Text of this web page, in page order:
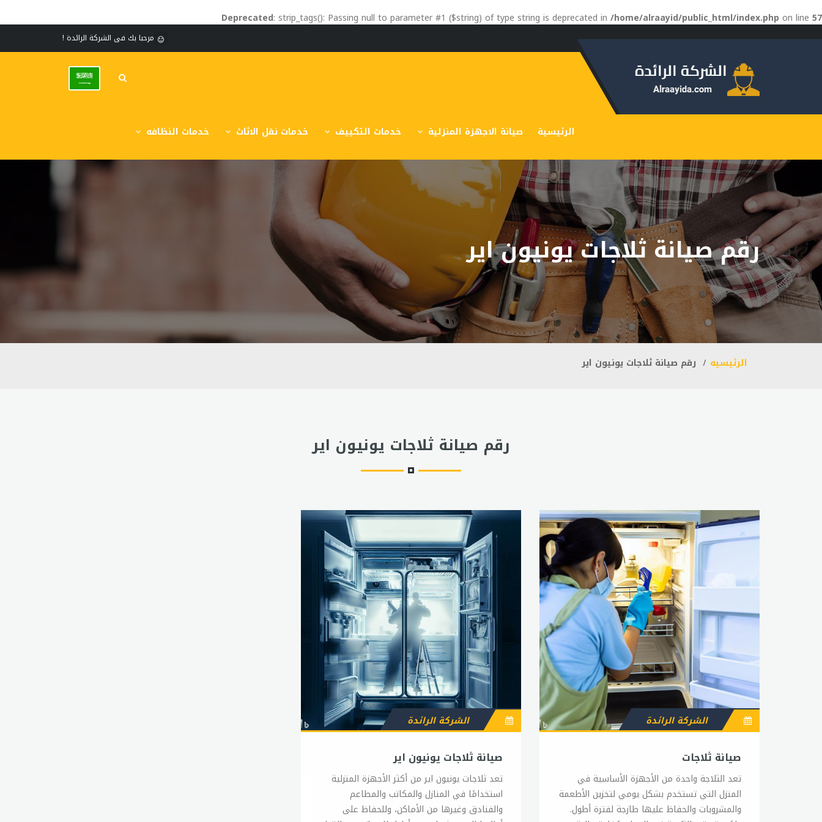
Deprecated: strip_tags(): Passing null to parameter #1 ($string) of type string is deprecated in /home/alraayid/public_html/index.php on line 57
مرحبا بك فى الشركة الرائدة !
الرئيسية صيانة الاجهزة المنزلية خدمات التكييف خدمات نقل الاثاث خدمات النظافه
رقم صيانة ثلاجات يونيون اير
الرئيسيه رقم صيانة ثلاجات يونيون اير
رقم صيانة ثلاجات يونيون اير
صيانة ثلاجات
الشركة الرائدة
تعد الثلاجة واحدة من الأجهزة الأساسية في
المنزل التي تستخدم بشكل يومي لتخزين الأطعمة
والمشروبات والحفاظ عليها طازجة لفترة أطول.
صيانة ثلاجات يونيون اير
الشركة الرائدة
تعد ثلاجات يونيون اير من أكثر الأجهزة المنزلية
استخدامًا في المنازل والمكاتب والمطاعم
والفنادق وغيرها من الأماكن، وللحفاظ على